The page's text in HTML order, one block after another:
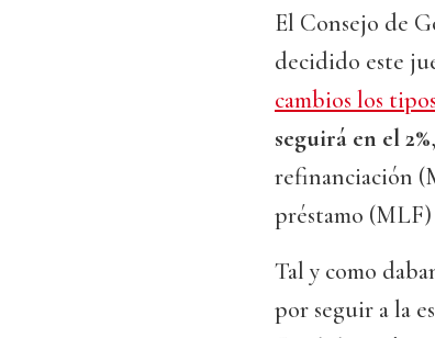
El Consejo de
decidido este
cambios los
seguirá en el 2%
refinanciación
préstamo (MLF)
Tal y como
por seguir a la